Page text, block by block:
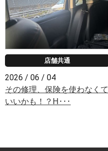
店舗共通
2026 / 06 / 04
その修理、保険を使わなくて
いいかも！？H･･･